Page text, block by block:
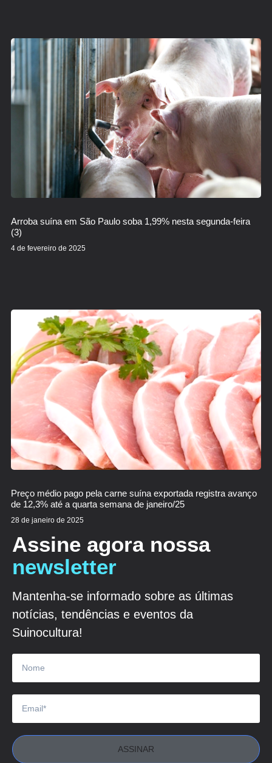
Arroba suína em São Paulo soba 1,99% nesta segunda-feira
(3)
4 de fevereiro de 2025
Preço médio pago pela carne suína exportada registra avanço
de 12,3% até a quarta semana de janeiro/25
28 de janeiro de 2025
Assine agora nossa
newsletter
Mantenha-se informado sobre as últimas
notícias, tendências e eventos da
Suinocultura!
ASSINAR